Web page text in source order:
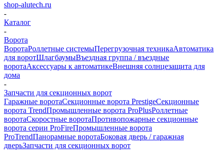
shop-alutech.ru
-
Каталог
-
Ворота
ВоротаРоллетные системыПерегрузочная техникаАвтоматика
для воротШлагбаумыВъездная группа / въездные
воротаАксессуары к автоматикеВнешняя солнцезащита для
дома
-
Запчасти для секционных ворот
Гаражные воротаСекционные ворота PrestigeСекционные
ворота TrendПромышленные ворота ProPlusРоллетные
воротаСкоростные воротаПротивопожарные секционные
ворота серии ProFireПромышленные ворота
ProTrendПанорамные воротаБоковая дверь / гаражная
дверьЗапчасти для секционных ворот